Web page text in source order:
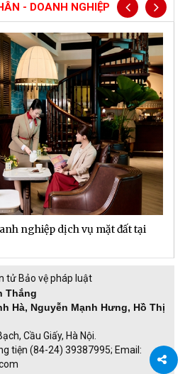
- DOANH NGHIỆP
nghiệp dịch vụ mặt đất tại
tử Bảo vệ pháp luật
Thắng
Hà, Nguyễn Mạnh Hưng, Hồ Thị
Cầu Giấy, Hà Nội.
tiện (84-24) 39387995; Email: